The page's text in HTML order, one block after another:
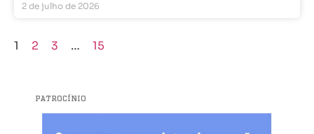
2 de julho de 2026
1 2 3 … 15
PATROCÍNIO